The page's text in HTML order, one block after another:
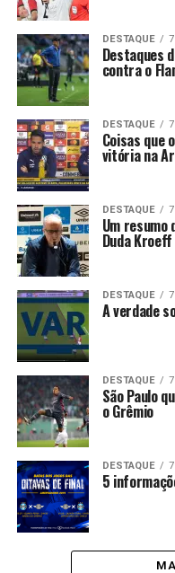
DESTAQUE
Destaques
contra o
DESTAQUE
Coisas que
vitória na
DESTAQUE
Um
Duda
DESTAQUE
A verdade
DESTAQUE
São Paulo
o Grêmio
DESTAQUE
5